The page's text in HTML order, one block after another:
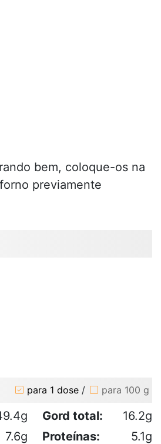
bem, coloque-os na
previamente
para 1 dose / para 100 g
Gord total:
16.2g
7.6g Proteínas:
5.1g